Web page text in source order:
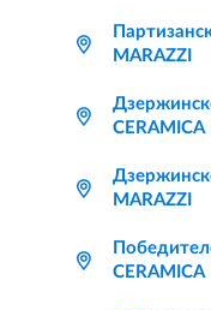
MARAZZI
CERAMICA
MARAZZI
CERAMICA